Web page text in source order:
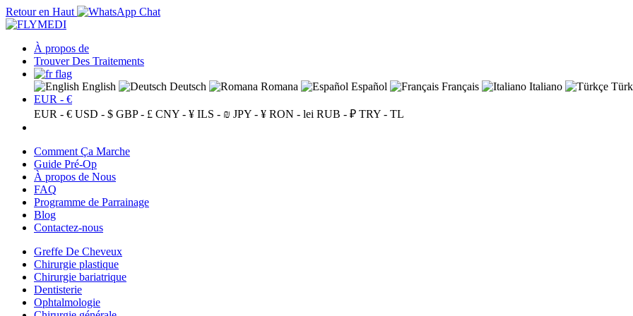
Retour en Haut
À propos de
Trouver Des Traitements
English Deutsch Romana Español Français Italiano
EUR - €
EUR - € USD - $ GBP - £ CNY - ¥ ILS - ₪ JPY - ¥ RON - lei RUB - ₽ TRY - TL
Comment Ça Marche
Guide Pré-Op
À propos de Nous
FAQ
Programme de Parrainage
Blog
Contactez-nous
Greffe De Cheveux
Chirurgie plastique
Chirurgie bariatrique
Dentisterie
Ophtalmologie